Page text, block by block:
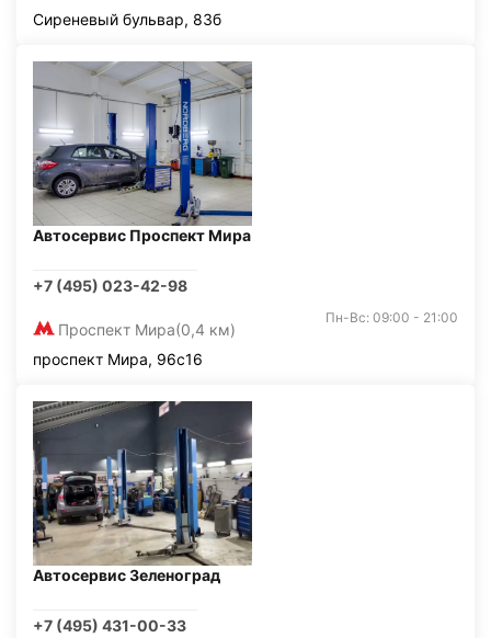
Сиреневый бульвар, 83б
Автосервис Проспект Мира
+7 (495) 023-42-98
Проспект Мира(0,4 км)
Пн-Вс: 09:00 - 21:00
проспект Мира, 96с16
Автосервис Зеленоград
+7 (495) 431-00-33